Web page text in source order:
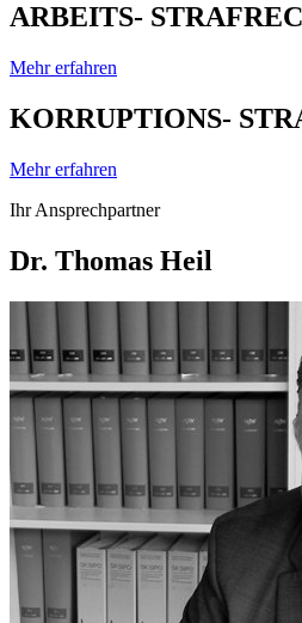
ARBEITS-
Mehr erfahren
KORRUPTIONS-
Mehr erfahren
Ihr Ansprechpartner
Dr. Thomas Heil